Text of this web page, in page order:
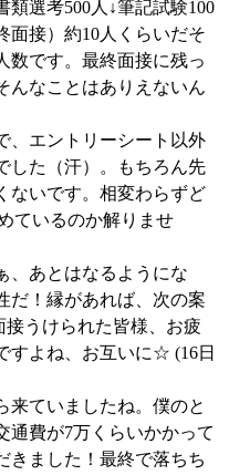
類選考500人↓筆記試験100
面接）約10人くらいだそ
数です。最終面接に残っ
んなことはありえないん
、エントリーシート以外
した（汗）。もちろん先
ないです。相変わらずど
ているのか解りませ
、あとはなるようにな
だ！縁があれば、次の案
うけられた皆様、お疲
すよね、お互いに☆ (16日
来ていましたね。僕のと
通費が7万くらいかかって
きました！最終で落ちち